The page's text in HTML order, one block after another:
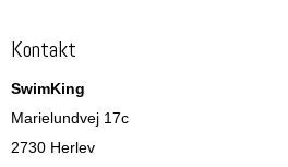
Kontakt
SwimKing
Marielundvej 17c
2730 Herlev